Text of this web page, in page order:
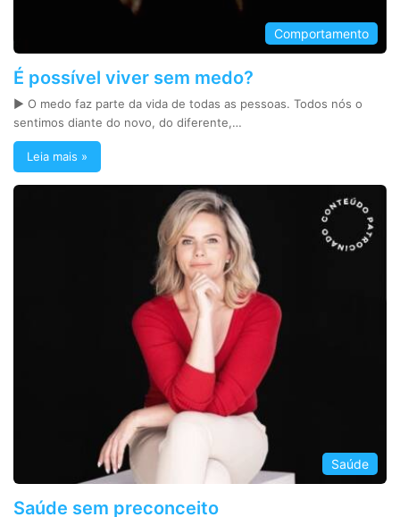
Comportamento
É possível viver sem medo?
► O medo faz parte da vida de todas as pessoas. Todos nós o
sentimos diante do novo, do diferente,…
Leia mais »
Saúde
Saúde sem preconceito